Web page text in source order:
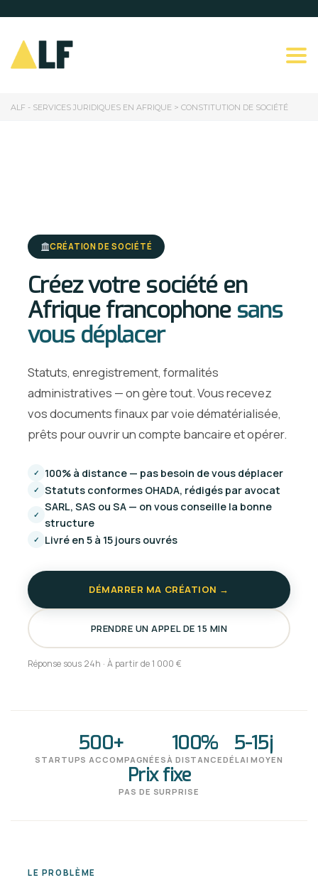
ALF - SERVICES JURIDIQUES EN AFRIQUE > CONSTITUTION DE SOCIÉTÉ
CRÉATION DE SOCIÉTÉ
Créez votre société en
Afrique francophone sans
vous déplacer
Statuts, enregistrement, formalités
administratives — on gère tout. Vous recevez
vos documents finaux par voie dématérialisée,
prêts pour ouvrir un compte bancaire et opérer.
✓ 100% à distance — pas besoin de vous déplacer
✓ Statuts conformes OHADA, rédigés par avocat
✓
SARL, SAS ou SA — on vous conseille la bonne
structure
✓ Livré en 5 à 15 jours ouvrés
DÉMARRER MA CRÉATION →
PRENDRE UN APPEL DE 15 MIN
Réponse sous 24h · À partir de 1 000 €
500+
STARTUPS ACCOMPAGNÉES
100%
À DISTANCE
5-15j
DÉLAI MOYEN
Prix fixe
PAS DE SURPRISE
LE PROBLÈME